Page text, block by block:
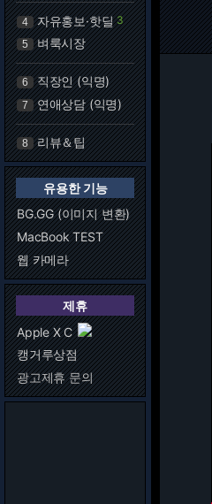
4 자유홍보·핫딜 3
5 벼룩시장
6 직장인 (익명)
7 연애상담 (익명)
8 리뷰＆팁
유용한 기능
BG.GG (이미지 변환)
MacBook TEST
웹 카메라
제휴
Apple X C
캥거루상점
광고제휴 문의